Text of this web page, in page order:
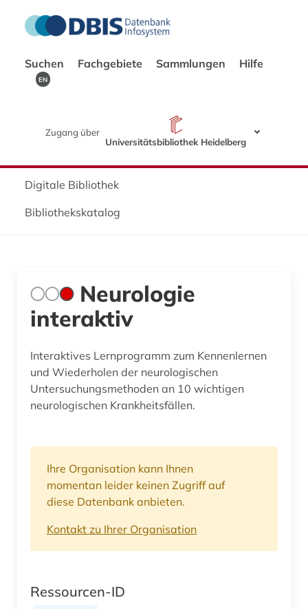
Suchen Fachgebiete Sammlungen Hilfe
EN
Zugang über
Universitätsbibliothek Heidelberg
Digitale Bibliothek
Bibliothekskatalog
Neurologie
interaktiv
Interaktives Lernprogramm zum Kennenlernen
und Wiederholen der neurologischen
Untersuchungsmethoden an 10 wichtigen
neurologischen Krankheitsfällen.
Ihre Organisation kann Ihnen
momentan leider keinen Zugriff auf
diese Datenbank anbieten.
Kontakt zu Ihrer Organisation
Ressourcen-ID